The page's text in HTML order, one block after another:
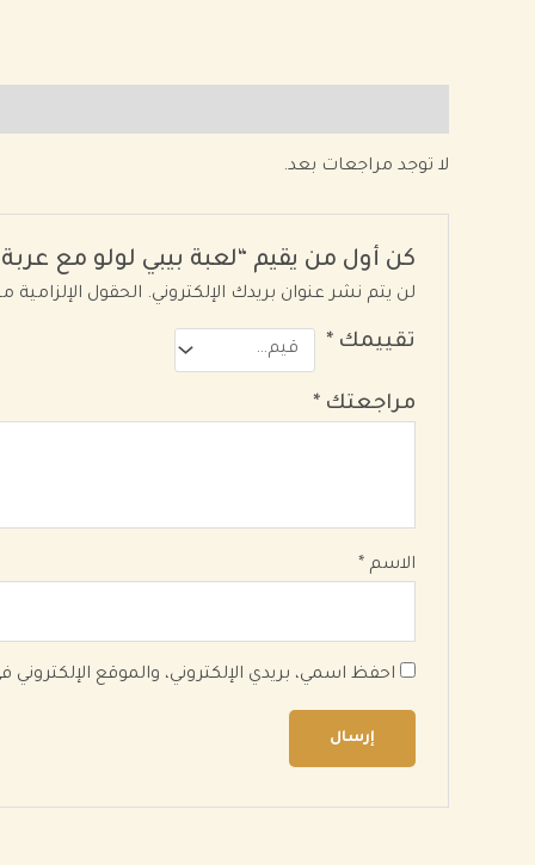
لا توجد مراجعات بعد.
كن أول من يقيم “‏لعبة بيبي لولو مع
لن يتم نشر عنوان بريدك الإلكتروني. الحقول الإلزامية
تقييمك *
مراجعتك *
الاسم *
احفظ اسمي، بريدي الإلكتروني، والموقع